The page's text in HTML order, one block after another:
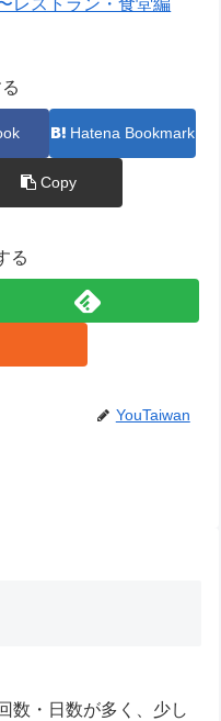
レストラン・食堂編
Hatena Bookmark
Copy
る
YouTaiwan
数・日数が多く、少し